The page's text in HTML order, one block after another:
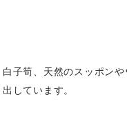
子筍、天然のスッポン
しています。